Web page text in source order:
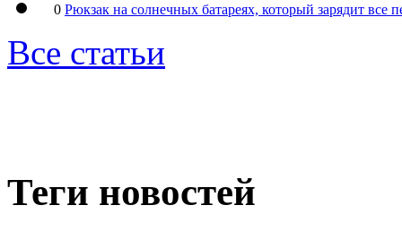
0 Рюкзак на солнечных батареях, который зарядит все
Все статьи
Теги новостей